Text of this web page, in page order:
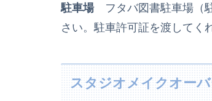
駐車場 フタバ図書駐車場（
さい。駐車許可証を渡してく
スタジオメイクオーバ